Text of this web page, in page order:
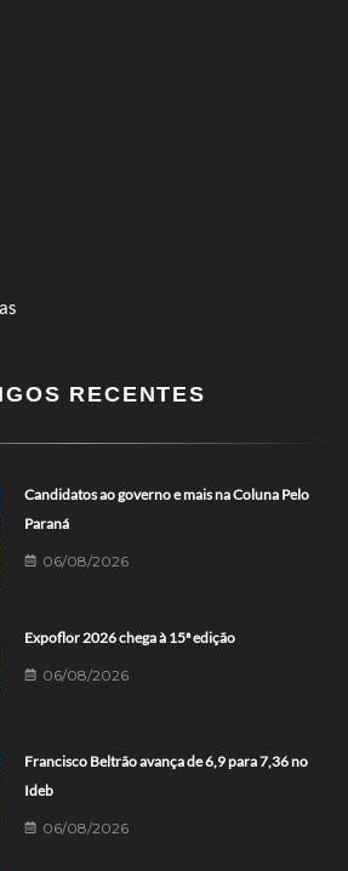
RECENTES
Candidatos ao governo e mais na Coluna Pelo
Paraná
06/08/2026
Expoflor 2026 chega à 15ª edição
06/08/2026
Francisco Beltrão avança de 6,9 para 7,36 no
Ideb
06/08/2026